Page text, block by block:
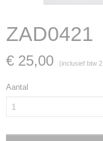
ZAD0421
€ 25,00 (inclusief btw
Aantal